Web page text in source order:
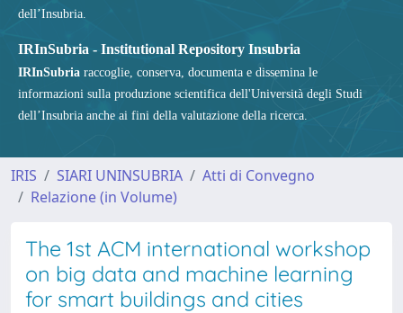
dell’Insubria.
IRInSubria - Institutional Repository Insubria
IRInSubria raccoglie, conserva, documenta e dissemina le
informazioni sulla produzione scientifica dell'Università degli Studi
dell’Insubria anche ai fini della valutazione della ricerca.
IRIS SIARI UNINSUBRIA
Atti di Convegno
Relazione (in Volume)
The 1st ACM international workshop
on big data and machine learning
for smart buildings and cities